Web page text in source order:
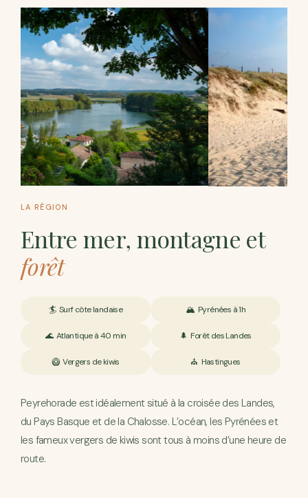
LA RÉGION
Entre mer, montagne et
forêt
🏄 Surf côte landaise 🏔️ Pyrénées à 1h
🌊 Atlantique à 40 min 🌲 Forêt des Landes
🥝 Vergers de kiwis ⛪ Hastingues
Peyrehorade est idéalement situé à la croisée des Landes,
du Pays Basque et de la Chalosse. L’océan, les Pyrénées et
les fameux vergers de kiwis sont tous à moins d’une heure de
route.